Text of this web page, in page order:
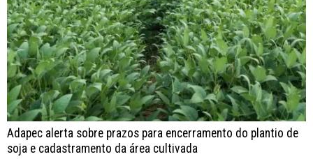
Adapec alerta sobre prazos para encerramento do plantio de
soja e cadastramento da área cultivada